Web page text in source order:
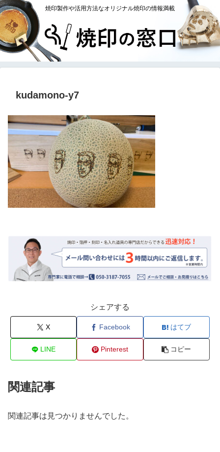
焼印製作や活用方法なオリジナル焼印の情報満載
kudamono-y7
シェアする
X Facebook はてブ
LINE Pinterest コピー
関連記事
関連記事は見つかりませんでした。